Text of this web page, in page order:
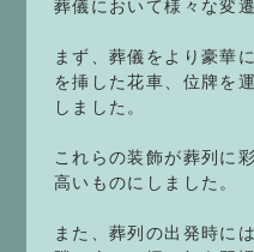
葬儀において様々な変
まず、葬儀をより豪華
を挿した花車、位牌を
しました。
これらの装飾が葬列に
高いものにしました。
また、葬列の出発時に